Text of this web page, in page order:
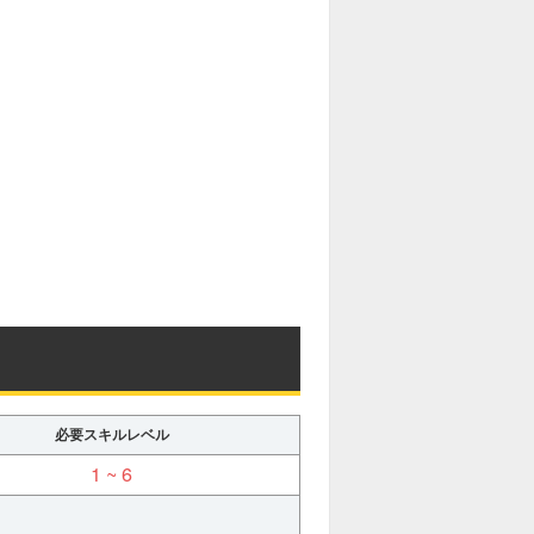
必要スキルレベル
1 ~ 6